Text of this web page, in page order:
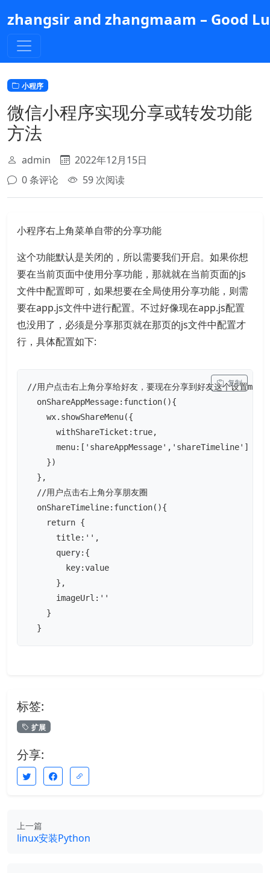
到
主
内
容
zhangsir and zhangmaam – Good
小程序
微信小程序实现分享或转发功能
方法
admin
2022年12月15日
0 条评论
59 次阅读
小程序右上角菜单自带的分享功能
这个功能默认是关闭的，所以需要我们开启。如果你想
要在当前页面中使用分享功能，那就就在当前页面的js
文件中配置即可，如果想要在全局使用分享功能，则需
要在app.js文件中进行配置。不过好像现在app.js配置
也没用了，必须是分享那页就在那页的js文件中配置才
行，具体配置如下:
//用户点击右上角分享给好友，要现在分享到好友这个设置
onShareAppMessage:function(){
wx.showShareMenu({
withShareTicket:true,
menu:['shareAppMessage','shareTimeline']
})
},
//用户点击右上角分享朋友圈
onShareTimeline:function(){
return {
title:'',
query:{
key:value
},
imageUrl:''
}
}
复制
标签:
扩展
分享:
上一篇
linux安装Python